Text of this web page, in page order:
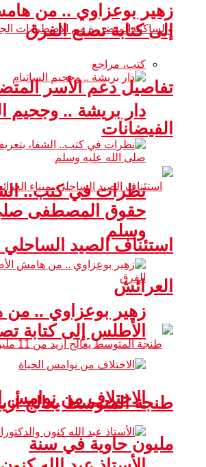
تفاصيل دعم الأسر
الفيضانات
استئناف الصيد الساحلي
العرائش
مليون حاوية في سنة
زهير بوعزاوي .. من
إلى كتابة تصنع الفرق
كتب، مراجع
دار بريشة .. وجحيم
نظرات في كتب..
حقوق المصطفى صلى
وسلم
زهير بوعزاوي ..
الأطلس إلى كتابة
الاختلاف من نوامس